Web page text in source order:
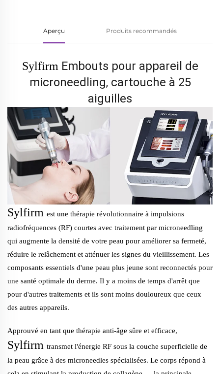
Aperçu Produits recommandés
Sylfirm Embouts pour appareil de
microneedling, cartouche à 25
aiguilles
Sylfirm est une thérapie révolutionnaire à impulsions
radiofréquences (RF) courtes avec traitement par microneedling
qui augmente la densité de votre peau pour améliorer sa fermeté,
réduire le relâchement et atténuer les signes du vieillissement. Les
composants essentiels d'une peau plus jeune sont reconnectés pour
une santé optimale du derme. Il y a moins de temps d'arrêt que
pour d'autres traitements et ils sont moins douloureux que ceux
des autres appareils.
Approuvé en tant que thérapie anti-âge sûre et efficace,
Sylfirm transmet l'énergie RF sous la couche superficielle de
la peau grâce à des microneedles spécialisées. Le corps répond à